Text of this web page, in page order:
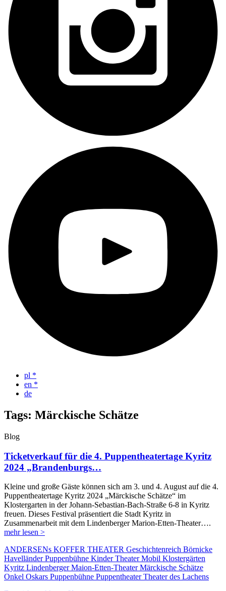
pl *
en *
de
Tags: Märckische Schätze
Blog
Ticketverkauf für die 4. Puppentheatertage Kyritz
2024 „Brandenburgs…
Kleine und große Gäste können sich am 3. und 4. August auf die 4.
Puppentheatertage Kyritz 2024 „Märckische Schätze“ im
Klostergarten in der Johann-Sebastian-Bach-Straße 6-8 in Kyritz
freuen. Dieses Festival präsentiert die Stadt Kyritz in
Zusammenarbeit mit dem Lindenberger Marion-Etten-Theater….
mehr lesen >
ANDERSENs KOFFER THEATER Geschichtenreich Börnicke
Havelländer Puppenbühne Kinder Theater Mobil Klostergärten
Kyritz Lindenberger Maion-Etten-TheaterMärckische Schätze
Onkel Oskars Puppenbühne PuppentheaterTheater des Lachens